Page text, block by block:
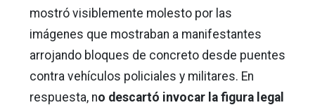
mostró visiblemente molesto por las
imágenes que mostraban a manifestantes
arrojando bloques de concreto desde puentes
contra vehículos policiales y militares. En
respuesta, no descartó invocar la figura legal